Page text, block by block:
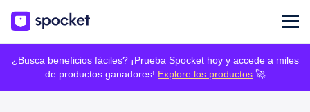
¿Busca beneficios fáciles? ¡Prueba Spocket hoy y accede a miles
de productos ganadores! Explore los productos 🚀